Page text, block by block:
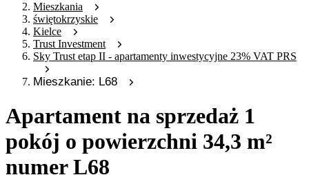
Mieszkania
świętokrzyskie
Kielce
Trust Investment
Sky Trust etap II - apartamenty inwestycyjne 23% VAT PRS
Mieszkanie: L68
Apartament na sprzedaż 1
pokój o powierzchni 34,3 m²
numer L68